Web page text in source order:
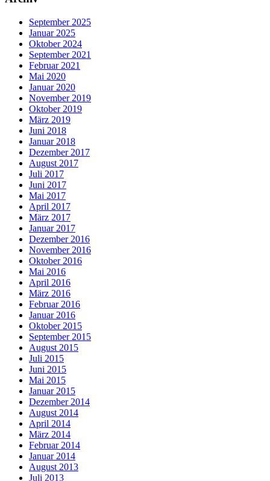
September 2025
Januar 2025
Oktober 2024
September 2021
Februar 2021
Mai 2020
Januar 2020
November 2019
Oktober 2019
März 2019
Juni 2018
Januar 2018
Dezember 2017
August 2017
Juli 2017
Juni 2017
Mai 2017
April 2017
März 2017
Januar 2017
Dezember 2016
November 2016
Oktober 2016
Mai 2016
April 2016
März 2016
Februar 2016
Januar 2016
Oktober 2015
September 2015
August 2015
Juli 2015
Juni 2015
Mai 2015
Januar 2015
Dezember 2014
August 2014
April 2014
März 2014
Februar 2014
Januar 2014
August 2013
Juli 2013